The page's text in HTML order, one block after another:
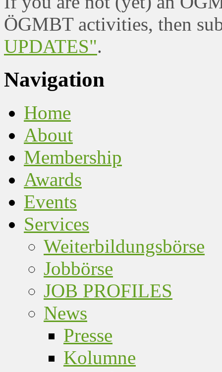
ÖGMBT activities, then
UPDATES".
Navigation
Home
About
Membership
Awards
Events
Services
Weiterbildungsbörse
Jobbörse
JOB PROFILES
News
Presse
Kolumne